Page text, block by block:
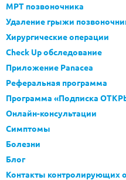
МРТ позвоночника
Удаление грыжи
Хирургические операции
Check Up обследование
Приложение Panacea
Реферальная программа
Программа «Подписка
Онлайн-консультации
Симптомы
Болезни
Блог
Контакты контролирующих